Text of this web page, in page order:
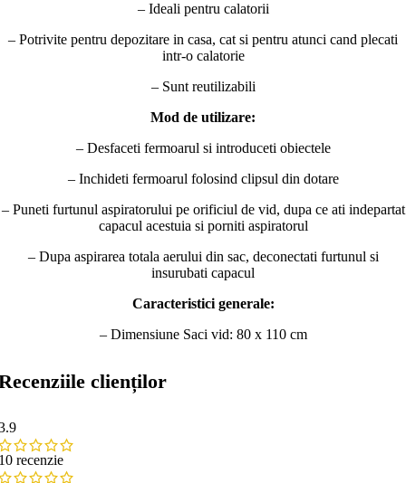
– Ideali pentru calatorii
– Potrivite pentru depozitare in casa, cat si pentru atunci cand plecati
intr-o calatorie
– Sunt reutilizabili
Mod de utilizare:
– Desfaceti fermoarul si introduceti obiectele
– Inchideti fermoarul folosind clipsul din dotare
– Puneti furtunul aspiratorului pe orificiul de vid, dupa ce ati indepartat
capacul acestuia si porniti aspiratorul
– Dupa aspirarea totala aerului din sac, deconectati furtunul si
insurubati capacul
Caracteristici generale:
– Dimensiune Saci vid: 80 x 110 cm
clienților
recenzie